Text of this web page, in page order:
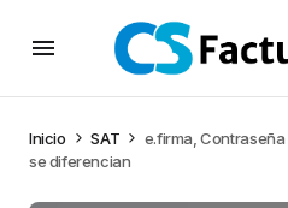
Inicio SAT
e.firma, Contraseña
se diferencian